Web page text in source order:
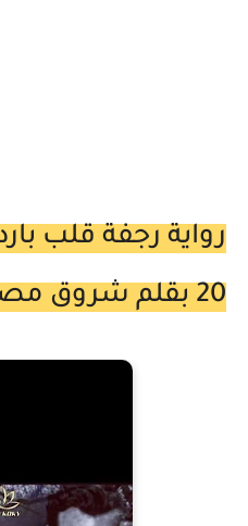
رواية رجفة قلب
20 بقلم شروق مصطفي